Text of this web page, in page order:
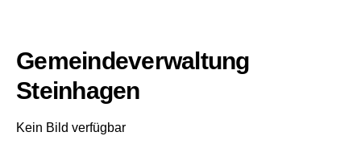
Gemeindeverwaltung
Steinhagen
Kein Bild verfügbar